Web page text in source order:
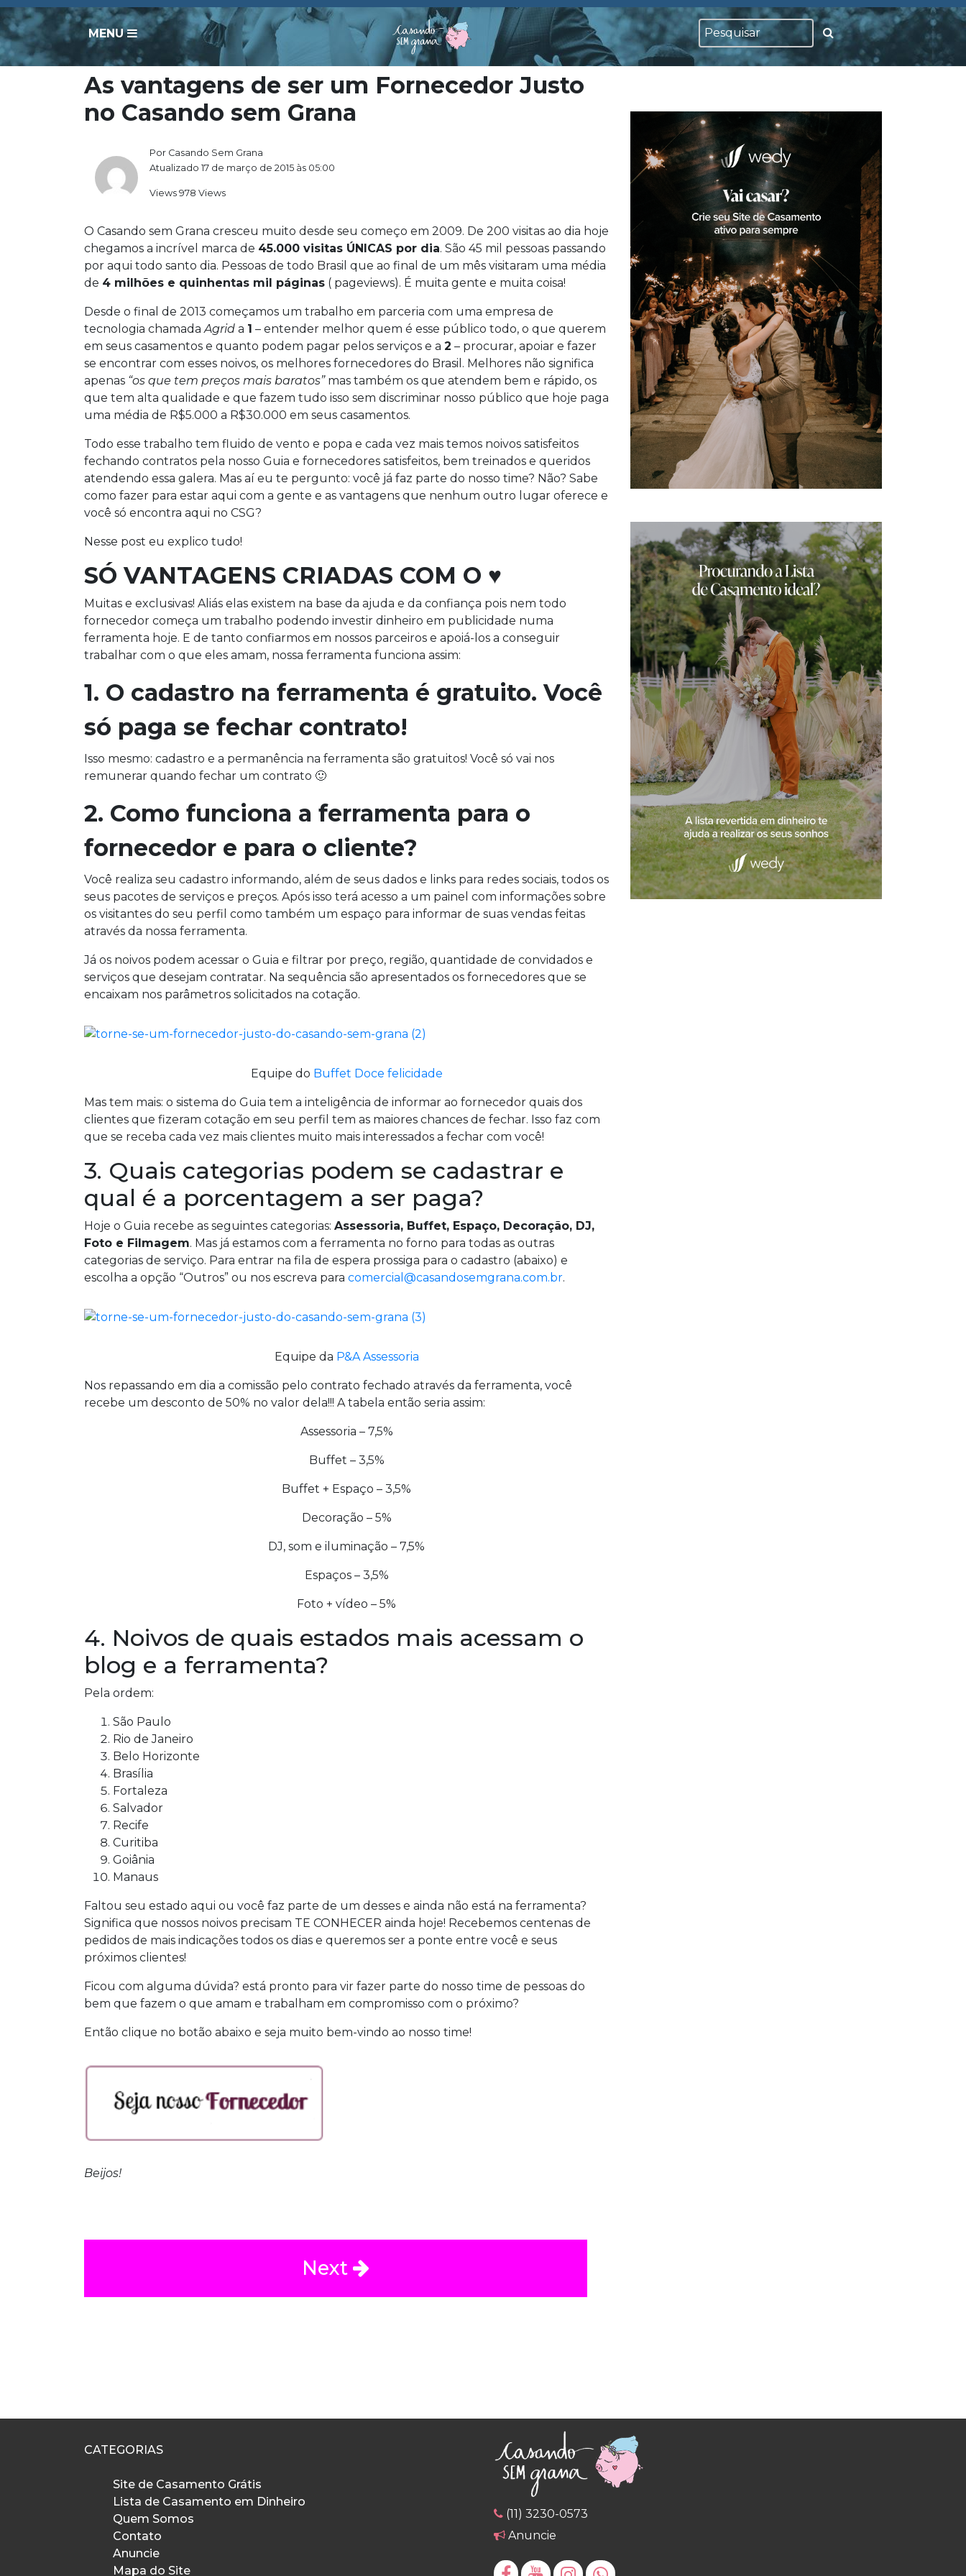
MENU
As vantagens de ser um Fornecedor Justo
no Casando sem Grana
Por Casando Sem Grana
Atualizado 17 de março de 2015 às 05:00
Views 978 Views
O Casando sem Grana cresceu muito desde seu começo em 2009. De 200 visitas ao dia hoje
chegamos a incrível marca de 45.000 visitas ÚNICAS por dia. São 45 mil pessoas passando
por aqui todo santo dia. Pessoas de todo Brasil que ao final de um mês visitaram uma média
de 4 milhões e quinhentas mil páginas ( pageviews). É muita gente e muita coisa!
Desde o final de 2013 começamos um trabalho em parceria com uma empresa de
tecnologia chamadaAgrid a 1 – entender melhor quem é esse público todo, o que querem
em seus casamentos e quanto podem pagar pelos serviços e a 2 – procurar, apoiar e fazer
se encontrar com esses noivos, os melhores fornecedores do Brasil. Melhores não significa
apenas “os que tem preços mais baratos”mas também os que atendem bem e rápido, os
que tem alta qualidade e que fazem tudo isso sem discriminar nosso público que hoje paga
uma média de R$5.000 a R$30.000 em seus casamentos.
Todo esse trabalho tem fluido de vento e popa e cada vez mais temos noivos satisfeitos
fechando contratos pela nosso Guia e fornecedores satisfeitos, bem treinados e queridos
atendendo essa galera. Mas aí eu te pergunto: você já faz parte do nosso time? Não? Sabe
como fazer para estar aqui com a gente e as vantagens que nenhum outro lugar oferece e
você só encontra aqui no CSG?
Nesse post eu explico tudo!
SÓ VANTAGENS CRIADAS COM O ♥
Muitas e exclusivas! Aliás elas existem na base da ajuda e da confiança pois nem todo
fornecedor começa um trabalho podendo investir dinheiro em publicidade numa
ferramenta hoje. E de tanto confiarmos em nossos parceiros e apoiá-los a conseguir
trabalhar com o que eles amam, nossa ferramenta funciona assim:
1. O cadastro na ferramenta é gratuito. Você
só paga se fechar contrato!
Isso mesmo: cadastro e a permanência na ferramenta são gratuitos! Você só vai nos
remunerar quando fechar um contrato 🙂
2. Como funciona a ferramenta para o
fornecedor e para o cliente?
Você realiza seu cadastro informando, além de seus dados e links para redes sociais, todos os
seus pacotes de serviços e preços. Após isso terá acesso a um painel com informações sobre
os visitantes do seu perfil como também um espaço para informar de suas vendas feitas
através da nossa ferramenta.
Já os noivos podem acessar o Guia e filtrar por preço, região, quantidade de convidados e
serviços que desejam contratar. Na sequência são apresentados os fornecedores que se
encaixam nos parâmetros solicitados na cotação.
Equipe do Buffet Doce felicidade
Mas tem mais: o sistema do Guia tem a inteligência de informar ao fornecedor quais dos
clientes que fizeram cotação em seu perfil tem as maiores chances de fechar. Isso faz com
que se receba cada vez mais clientes muito mais interessados a fechar com você!
3. Quais categorias podem se cadastrar e
qual é a porcentagem a ser paga?
Hoje o Guia recebe as seguintes categorias: Assessoria, Buffet, Espaço, Decoração, DJ,
Foto e Filmagem. Mas já estamos com a ferramenta no forno para todas as outras
categorias de serviço. Para entrar na fila de espera prossiga para o cadastro (abaixo) e
escolha a opção “Outros” ou nos escreva para comercial@casandosemgrana.com.br.
Equipe da P&A Assessoria
Nos repassando em dia a comissão pelo contrato fechado através da ferramenta, você
recebe um desconto de 50% no valor dela!!! A tabela então seria assim:
Assessoria – 7,5%
Buffet – 3,5%
Buffet + Espaço – 3,5%
Decoração – 5%
DJ, som e iluminação – 7,5%
Espaços – 3,5%
Foto + vídeo – 5%
4. Noivos de quais estados mais acessam o
blog e a ferramenta?
Pela ordem:
São Paulo
Rio de Janeiro
Belo Horizonte
Brasília
Fortaleza
Salvador
Recife
Curitiba
Goiânia
Manaus
Faltou seu estado aqui ou você faz parte de um desses e ainda não está na ferramenta?
Significa que nossos noivos precisam TE CONHECER ainda hoje! Recebemos centenas de
pedidos de mais indicações todos os dias e queremos ser a ponte entre você e seus
próximos clientes!
Ficou com alguma dúvida? está pronto para vir fazer parte do nosso time de pessoas do
bem que fazem o que amam e trabalham em compromisso com o próximo?
Então clique no botão abaixo e seja muito bem-vindo ao nosso time!
Beijos!
Next
CATEGORIAS
Site de Casamento Grátis
Lista de Casamento em Dinheiro
Quem Somos
Contato
Anuncie
Mapa do Site
(11) 3230-0573
Anuncie